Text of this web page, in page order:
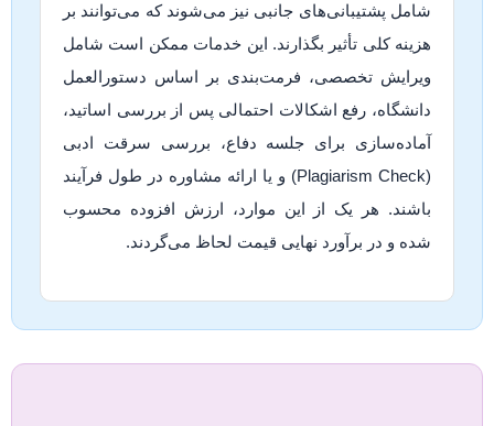
شامل پشتیبانی‌های جانبی نیز می‌شوند که می‌توانند بر
هزینه کلی تأثیر بگذارند. این خدمات ممکن است شامل
ویرایش تخصصی، فرمت‌بندی بر اساس دستورالعمل
دانشگاه، رفع اشکالات احتمالی پس از بررسی اساتید،
آماده‌سازی برای جلسه دفاع، بررسی سرقت ادبی
(Plagiarism Check) و یا ارائه مشاوره در طول فرآیند
باشند. هر یک از این موارد، ارزش افزوده محسوب
شده و در برآورد نهایی قیمت لحاظ می‌گردند.